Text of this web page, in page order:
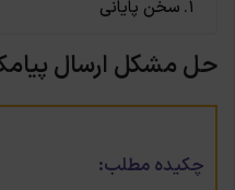
سخن پایانی
حل مشکل ارسال
چکیده مطلب: